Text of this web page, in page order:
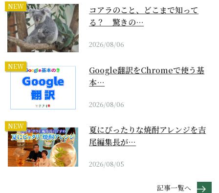
NEW
コアラのこと、どこまで知って
る？ 驚きの…
2026/08/06
NEW
Google翻訳をChromeで使う基
本…
2026/08/06
NEW
夏にぴったりな焼酎アレンジを吉
尾編集長が…
2026/08/05
記事一覧へ